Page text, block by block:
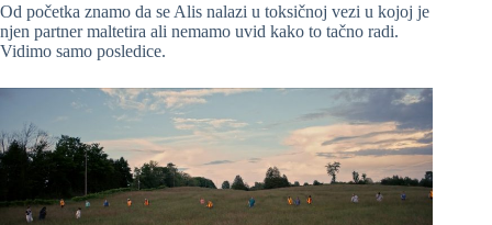
Od početka znamo da se Alis nalazi u toksičnoj vezi u kojoj je
njen partner maltetira ali nemamo uvid kako to tačno radi.
Vidimo samo posledice.